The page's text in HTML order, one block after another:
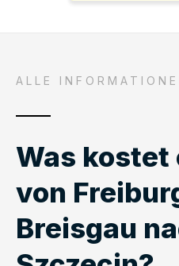
ALLE
Was kostet
von
Breisgau